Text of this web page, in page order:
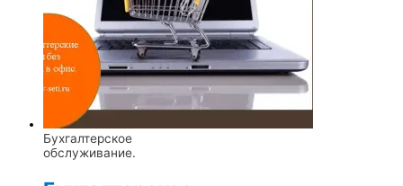
Бухгалтерское
обслуживание.